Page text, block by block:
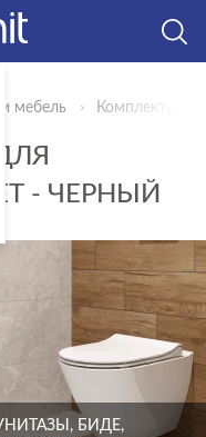
и мебель
- ЧЕРНЫЙ
БИДЕ,